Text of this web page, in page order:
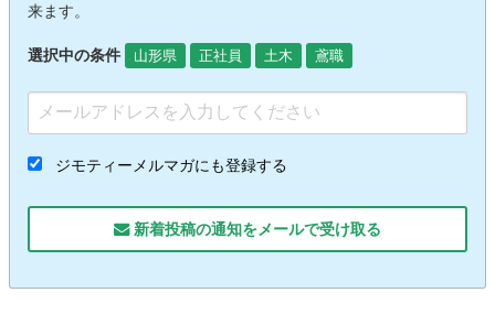
来ます。
選択中の条件 山形県 正社員 土木 鳶職
ジモティーメルマガにも登録する
新着投稿の通知をメールで受け取る